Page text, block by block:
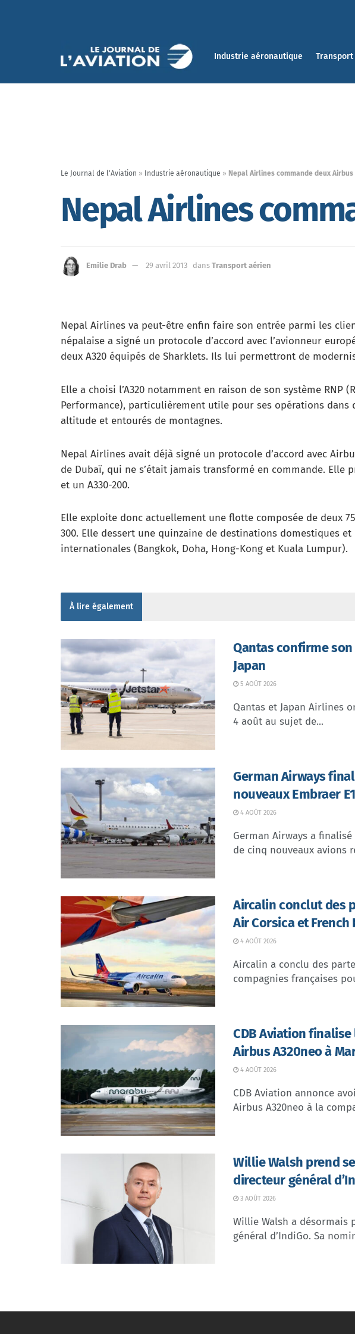
Industrie aéronautique
Le Journal de l'Aviation » Industrie aéronautique » Nepal Airlines commande deux Airbus
Nepal Airlines
Emilie Drab 29 avril 2013 dans Transport aérien
Nepal Airlines va peut-être enfin faire son entrée parmi les
népalaise a signé un protocole d’accord avec l’avionneur
deux A320 équipés de Sharklets. Ils lui permettront de
Elle a choisi l’A320 notamment en raison de son système RNP
Performance), particulièrement utile pour ses opérations dans
altitude et entourés de montagnes.
Nepal Airlines avait déjà signé un protocole d’accord avec
de Dubaï, qui ne s’était jamais transformé en commande. Elle
et un A330-200.
Elle exploite donc actuellement une flotte composée de deux
300. Elle dessert une quinzaine de destinations domestiques
internationales (Bangkok, Doha, Hong-Kong et Kuala Lumpur).
À lire également
Qantas confirme
Japan
5 AOÛT 2026
Qantas et Japan Airlines
4 août au sujet de...
German Airways
nouveaux Embraer
4 AOÛT 2026
German Airways a
de cinq nouveaux avions
Aircalin conclut des
Air Corsica et French
4 AOÛT 2026
Aircalin a conclu des
compagnies françaises
CDB Aviation
Airbus A320neo à
4 AOÛT 2026
CDB Aviation annonce
Airbus A320neo à la
Willie Walsh prend
directeur général
3 AOÛT 2026
Willie Walsh a désormais
général d’IndiGo. Sa